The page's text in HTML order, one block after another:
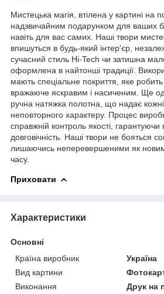
Мистецька магія, втілена у картині на
надзвичайним подарунком для ваших
навіть для вас самих. Наші твори
впишуться в будь-який інтер'єр,
сучасний стиль Hi-Tech чи затишна
оформлена в найтонші традиції.
мають спеціальне покриття, яке
вражаюче яскравим і насиченим. Ще
ручна натяжка полотна, що надає
неповторного характеру. Процес
справжній контроль якості, гарантуючи
довговічність. Наші твори не бояться
лишаючись неперевершеними як
часу.
Приховати
Характеристики
Основні
Країна виробник
Україна
Вид картини
Виконання
Друк на